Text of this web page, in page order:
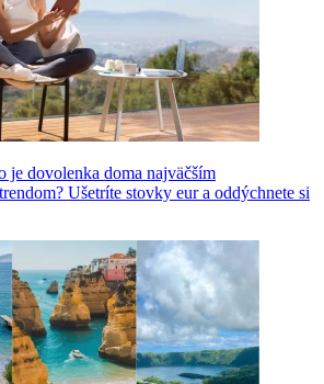
je dovolenka doma najväčším
Ušetríte stovky eur a oddýchnete si